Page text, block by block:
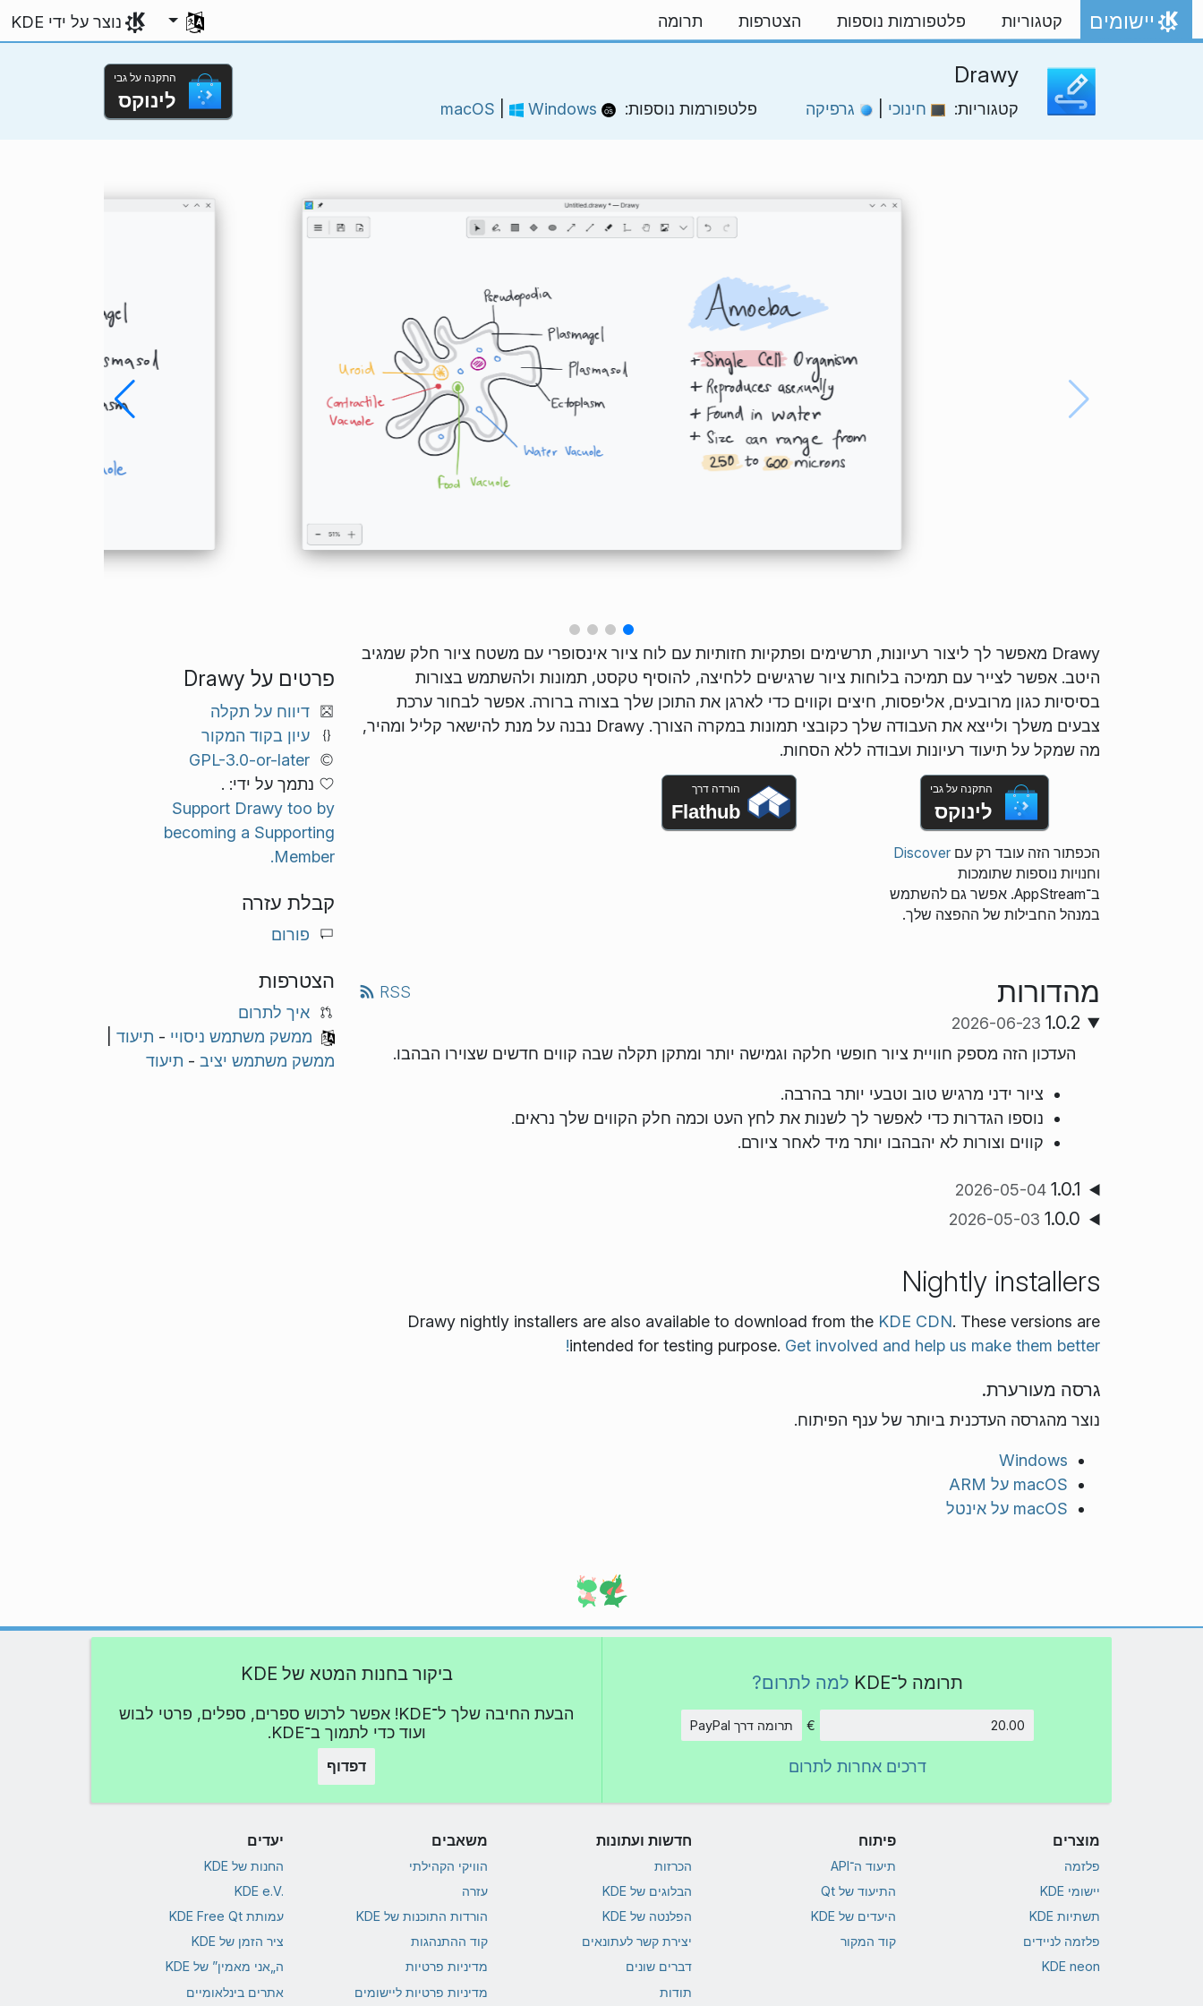
דילוג לתוכן
אתר הבית
יישומים קטגוריות פלטפורמות נוספות הצטרפות תרומה
בחירת השפה שלך
נוצר על ידי KDE
Drawy
קטגוריות: חינוכי גרפיקה פלטפורמות נוספות: Windows
התקנה על גבי
לינוקס
Drawy מאפשר לך ליצור רעיונות, תרשימים ופתקיות חזותיות עם לוח ציור אינסופרי עם משטח ציור חלק שמגיב
היטב. אפשר לצייר עם תמיכה בלוחות ציור שרגישים ללחיצה, להוסיף טקסט, תמונות ולהשתמש בצורות
בסיסיות כגון מרובעים, אליפסות, חיצים וקווים כדי לארגן את התוכן שלך בצורה ברורה. אפשר לבחור ערכת
צבעים משלך ולייצא את העבודה שלך כקובצי תמונות במקרה הצורך. Drawy נבנה על מנת להישאר קליל ומהיר,
מה שמקל על תיעוד רעיונות ועבודה ללא הסחות.
התקנה על גבי
לינוקס
הכפתור הזה עובד רק עםDiscover
וחנויות נוספות שתומכות
ב־AppStream. אפשר גם להשתמש
במנהל החבילות של ההפצה שלך.
הורדה דרך
Flathub
מהדורות RSS
1.0.2
2026-06-23
העדכון הזה מספק חוויית ציור חופשי חלקה וגמישה יותר ומתקן תקלה שבה קווים חדשים שצוירו הבהבו.
ציור ידני מרגיש טוב וטבעי יותר בהרבה.
נוספו הגדרות כדי לאפשר לך לשנות את לחץ העט וכמה חלק הקווים שלך נראים.
קווים וצורות לא יהבהבו יותר מיד לאחר ציורם.
1.0.1
2026-05-04
1.0.0
2026-05-03
Nightly installers
Drawy nightly installers are also available to download from the KDE CDN. These versions are
intended for testing purpose. Get involved and help us make them better!
גרסה מעורערת.
נוצר מהגרסה העדכנית ביותר של ענף הפיתוח.
Windows
macOS על ARM
macOS על אינטל
פרטים על Drawy
דיווח על תקלה
עיון בקוד המקור
GPL-3.0-or-later
נתמך על ידי: .
Support Drawy too by
becoming a Supporting
Member.
קבלת עזרה
פורום
הצטרפות
איך לתרום
ממשק משתמש ניסויי - תיעוד
ממשק משתמש יציב - תיעוד
תרומה ל־KDE למה לתרום?
€ תרומה דרך PayPal
דרכים אחרות לתרום
ביקור בחנות המטא של KDE
הבעת החיבה שלך ל־KDE! אפשר לרכוש ספרים, ספלים, פרטי לבוש
ועוד כדי לתמוך ב־KDE.
דפדוף
מוצרים
פלזמה
יישומי KDE
תשתיות KDE
פלזמה לניידים
KDE neon
פיתוח
תיעוד ה־API
התיעוד של Qt
היעדים של KDE
קוד המקור
חדשות ועתונות
הכרזות
הבלוגים של KDE
הפלנטה של KDE
יצירת קשר לעתונאים
דברים שונים
תודות
משאבים
הוויקי הקהילתי
עזרה
הורדות התוכנות של KDE
קוד ההתנהגות
מדיניות פרטיות
מדיניות פרטיות ליישומים
יעדים
החנות של KDE
KDE e.V.‎
עמותת KDE Free Qt
ציר הזמן של KDE
ה„אני מאמין” של KDE
אתרים בינלאומיים